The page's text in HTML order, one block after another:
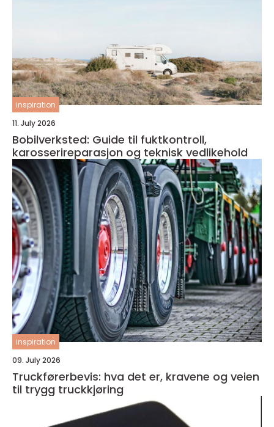
inspiration
11. July 2026
Bobilverksted: Guide til fuktkontroll,
karosserireparasjon og teknisk vedlikehold
inspiration
09. July 2026
Truckførerbevis: hva det er, kravene og veien
til trygg truckkjøring